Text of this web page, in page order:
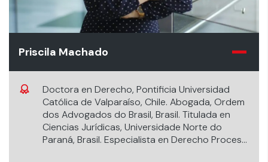
Priscila Machado
Doctora en Derecho, Pontificia Universidad
Católica de Valparaíso, Chile. Abogada, Ordem
dos Advogados do Brasil, Brasil. Titulada en
Ciencias Jurídicas, Universidade Norte do
Paraná, Brasil. Especialista en Derecho Procesal